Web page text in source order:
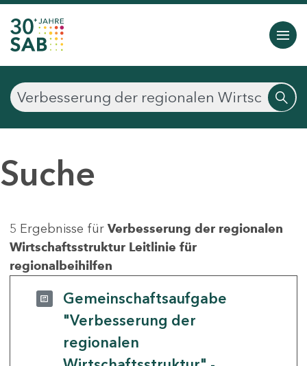
Suche
5 Ergebnisse für Verbesserung der regionalen
Wirtschaftsstruktur Leitlinie für
regionalbeihilfen
Gemeinschaftsaufgabe
"Verbesserung der
regionalen